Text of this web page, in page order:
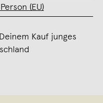
(EU)
Kauf junges